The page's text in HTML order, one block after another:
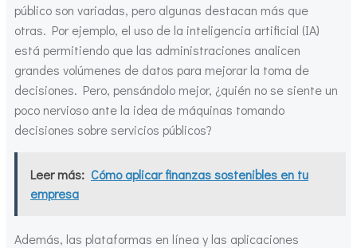
público son variadas, pero algunas destacan más que
otras. Por ejemplo, el uso de la inteligencia artificial (IA)
está permitiendo que las administraciones analicen
grandes volúmenes de datos para mejorar la toma de
decisiones. Pero, pensándolo mejor, ¿quién no se siente un
poco nervioso ante la idea de máquinas tomando
decisiones sobre servicios públicos?
Leer más: Cómo aplicar finanzas sostenibles en tu
empresa
Además, las plataformas en línea y las aplicaciones